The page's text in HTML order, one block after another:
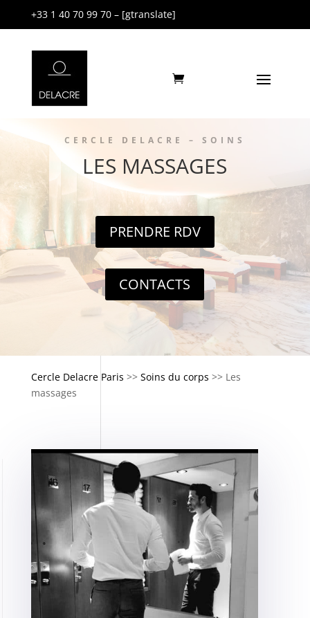
+33 1 40 70 99 70 – [gtranslate]
CERCLE DELACRE – SOINS
LES MASSAGES
PRENDRE RDV
CONTACTS
Cercle Delacre Paris >> Soins du corps >> Les
massages